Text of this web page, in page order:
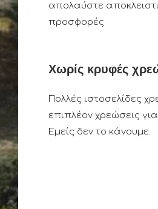
απολαύστε
προσφορές
Χωρίς κρυφές
Πολλές ιστοσελίδες
επιπλέον χρεώσεις
Εμείς δεν το κάνουμε.